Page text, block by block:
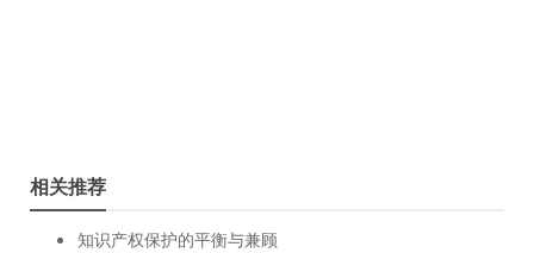
相关推荐
知识产权保护的平衡与兼顾